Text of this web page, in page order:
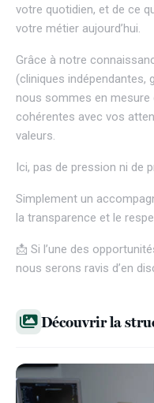
votre quotidien, et de ce
votre métier aujourd’hui.
Grâce à notre
(cliniques indépendantes,
nous sommes en
cohérentes avec vos
valeurs.
Ici, pas de pression ni de
Simplement un
la transparence et le
📩 Si l’une des
nous serons ravis d’en
Découvrir la